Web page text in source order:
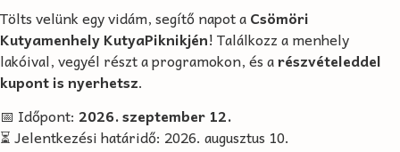
Tölts velünk egy vidám, segítő napot aCsömöri
Kutyamenhely KutyaPiknikjén! Találkozz a menhely
lakóival, vegyél részt a programokon, és arészvételeddel
kupont is nyerhetsz.
📅 Időpont: 2026. szeptember 12.
⏳ Jelentkezési határidő: 2026. augusztus 10.